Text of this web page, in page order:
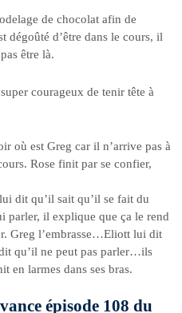
de chocolat afin de
dégoûté d’être dans le cours, il
être là.
courageux de tenir tête à
où est Greg car il n’arrive pas à
Rose finit par se confier,
dit qu’il sait qu’il se fait du
parler, il explique que ça le rend
Greg l’embrasse…Eliott lui dit
qu’il ne peut pas parler…ils
en larmes dans ses bras.
épisode 108 du